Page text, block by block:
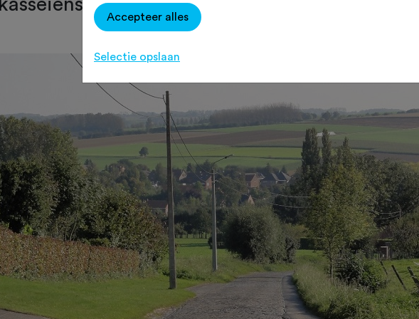
kasseienstroken voor hun kiezen. Een
Accepteer alles
Selectie opslaan